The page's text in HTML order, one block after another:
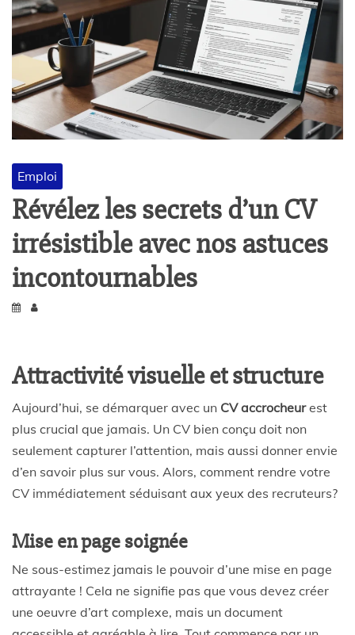
Emploi
Révélez les secrets d’un CV
irrésistible avec nos astuces
incontournables
Attractivité visuelle et structure
Aujourd’hui, se démarquer avec un CV accrocheurest
plus crucial que jamais. Un CV bien conçu doit non
seulement capturer l’attention, mais aussi donner envie
d’en savoir plus sur vous. Alors, comment rendre votre
CV immédiatement séduisant aux yeux des recruteurs?
Mise en page soignée
Ne sous-estimez jamais le pouvoir d’une mise en page
attrayante ! Cela ne signifie pas que vous devez créer
une oeuvre d’art complexe, mais un document